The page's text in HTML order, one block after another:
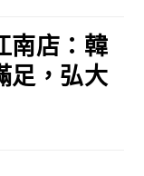
南店：韓
足，弘大